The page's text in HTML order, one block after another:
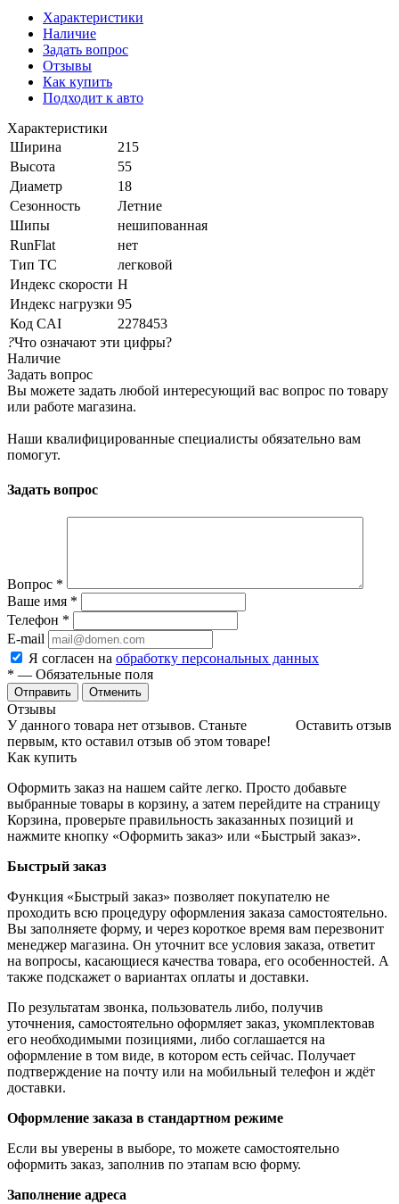
Характеристики
Наличие
Задать вопрос
Отзывы
Как купить
Подходит к авто
Характеристики
Ширина
215
Высота
55
Диаметр
18
Сезонность
Летние
Шипы
нешипованная
RunFlat
нет
Тип ТС
легковой
Индекс скорости H
Индекс нагрузки 95
Код CAI
2278453
?Что означают эти цифры?
Наличие
Задать вопрос
Вы можете задать любой интересующий вас вопрос по товару
или работе магазина.
Наши квалифицированные специалисты обязательно вам
помогут.
Задать вопрос
Вопрос *
Ваше имя *
Телефон *
E-mail
Я согласен на обработку персональных данных
* — Обязательные поля
Отменить
Отзывы
Оставить отзыв
У данного товара нет отзывов. Станьте
первым, кто оставил отзыв об этом товаре!
Как купить
Оформить заказ на нашем сайте легко. Просто добавьте
выбранные товары в корзину, а затем перейдите на страницу
Корзина, проверьте правильность заказанных позиций и
нажмите кнопку «Оформить заказ» или «Быстрый заказ».
Быстрый заказ
Функция «Быстрый заказ» позволяет покупателю не
проходить всю процедуру оформления заказа самостоятельно.
Вы заполняете форму, и через короткое время вам перезвонит
менеджер магазина. Он уточнит все условия заказа, ответит
на вопросы, касающиеся качества товара, его особенностей. А
также подскажет о вариантах оплаты и доставки.
По результатам звонка, пользователь либо, получив
уточнения, самостоятельно оформляет заказ, укомплектовав
его необходимыми позициями, либо соглашается на
оформление в том виде, в котором есть сейчас. Получает
подтверждение на почту или на мобильный телефон и ждёт
доставки.
Оформление заказа в стандартном режиме
Если вы уверены в выборе, то можете самостоятельно
оформить заказ, заполнив по этапам всю форму.
Заполнение адреса